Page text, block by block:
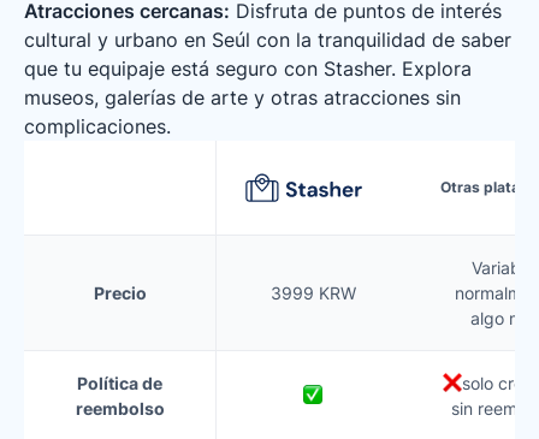
Atracciones cercanas: Disfruta de puntos de interés
cultural y urbano en Seúl con la tranquilidad de saber
que tu equipaje está seguro con Stasher. Explora
museos, galerías de arte y otras atracciones sin
complicaciones.
Otras
Precio 3999 KRW
Variable,
algo
Política de
reembolso
solo
sin